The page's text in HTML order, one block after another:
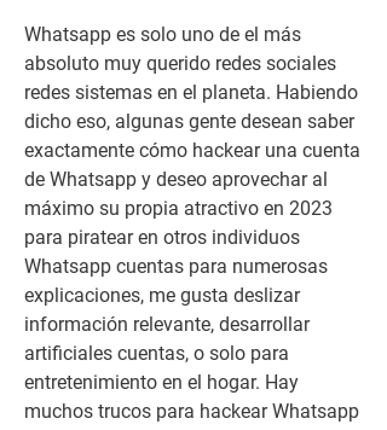
Whatsapp es solo uno de el más
absoluto muy querido redes sociales
redes sistemas en el planeta. Habiendo
dicho eso, algunas gente desean saber
exactamente cómo hackear una cuenta
de Whatsapp y deseo aprovechar al
máximo su propia atractivo en 2023
para piratear en otros individuos
Whatsapp cuentas para numerosas
explicaciones, me gusta deslizar
información relevante, desarrollar
artificiales cuentas, o solo para
entretenimiento en el hogar. Hay
muchos trucos para hackear Whatsapp